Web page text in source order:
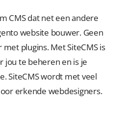
CMS dat net een andere
website bouwer. Geen
plugins. Met SiteCMS is
jou te beheren en is je
SiteCMS wordt met veel
erkende webdesigners.